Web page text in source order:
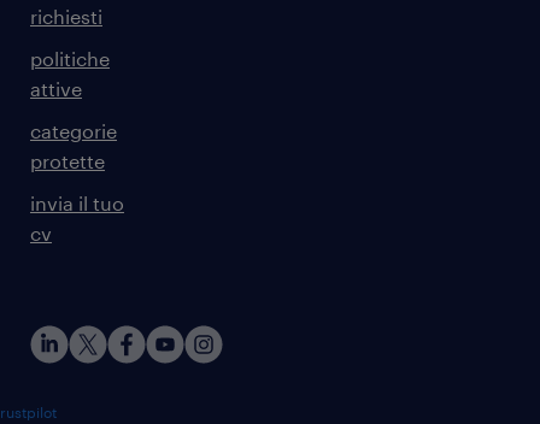
richiesti
politiche
attive
categorie
protette
invia il tuo
cv